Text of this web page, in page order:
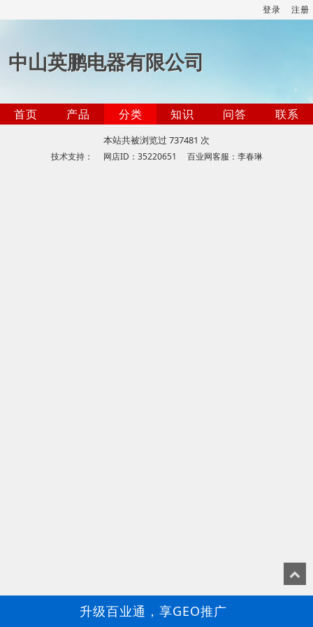
登录 注册
中山英鹏电器有限公司
首页 产品 分类 知识 问答 联系
本站共被浏览过 737481 次
技术支持： 网店ID：35220651 百业网客服：李春琳
升级百业通，享GEO推广